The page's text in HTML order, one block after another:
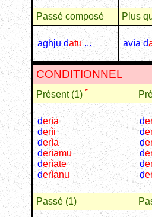
Passé composé Plus
aghju datu... avìa d
CONDITIONNEL
Présent (1) *
derìa
derìi
derìa
derìamu
derìate
derìanu
d
d
d
de
d
de
Passé (1)